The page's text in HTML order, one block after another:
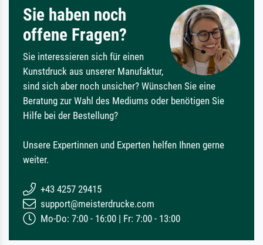
Sie haben noch
offene Fragen?
Sie interessieren sich für einen
Kunstdruck aus unserer Manufaktur,
sind sich aber noch unsicher? Wünschen Sie eine
Beratung zur Wahl des Mediums oder benötigen Sie
Hilfe bei der Bestellung?
Unsere Expertinnen und Experten helfen Ihnen gerne
weiter.
+43 4257 29415
support@meisterdrucke.com
Mo-Do: 7:00 - 16:00 | Fr: 7:00 - 13:00